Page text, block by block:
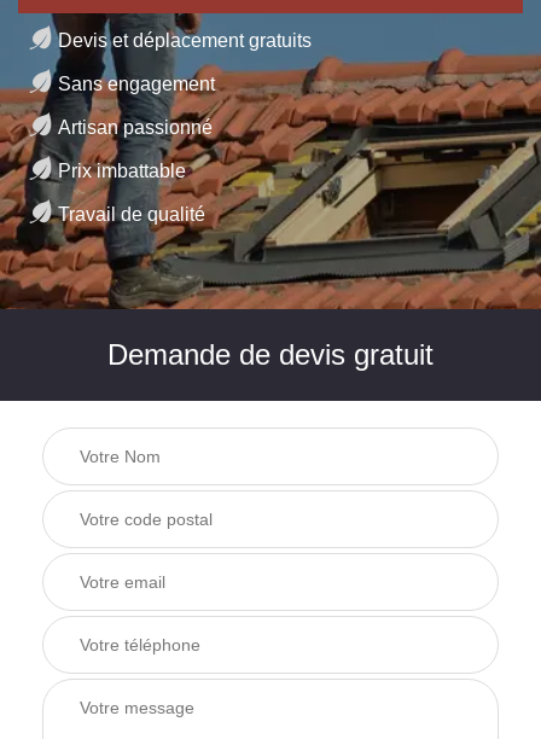
Devis et déplacement gratuits
Sans engagement
Artisan passionné
Prix imbattable
Travail de qualité
Demande de devis gratuit